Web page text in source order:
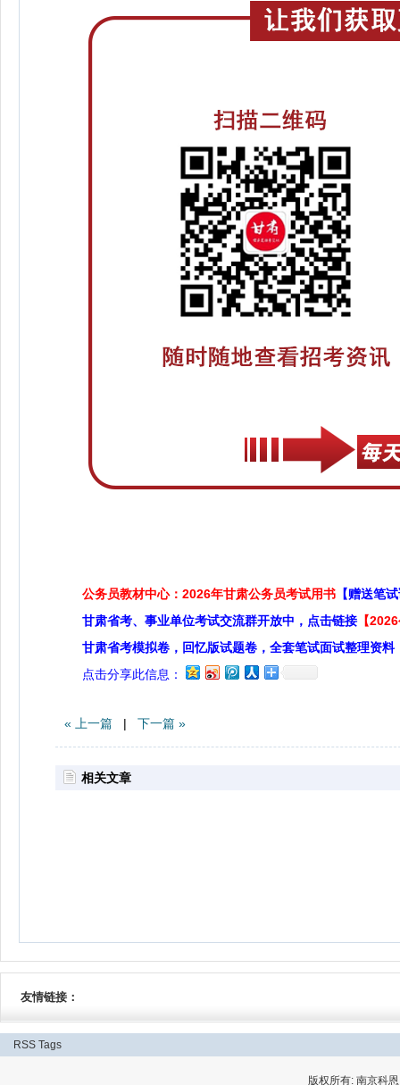
公务员教材中心：2026年甘肃公务员考试用书 【赠送笔
甘肃省考、事业单位考试交流群开放中，点击链接 【
甘肃省考模拟卷，回忆版试题卷，全套笔试面试整理资料
点击分享此信息：
« 上一篇 | 下一篇 »
相关文章
友情链接：
RSS Tags
版权所有: 南京科